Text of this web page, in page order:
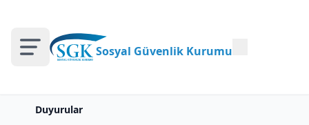
Sosyal Güvenlik Kurumu
Duyurular